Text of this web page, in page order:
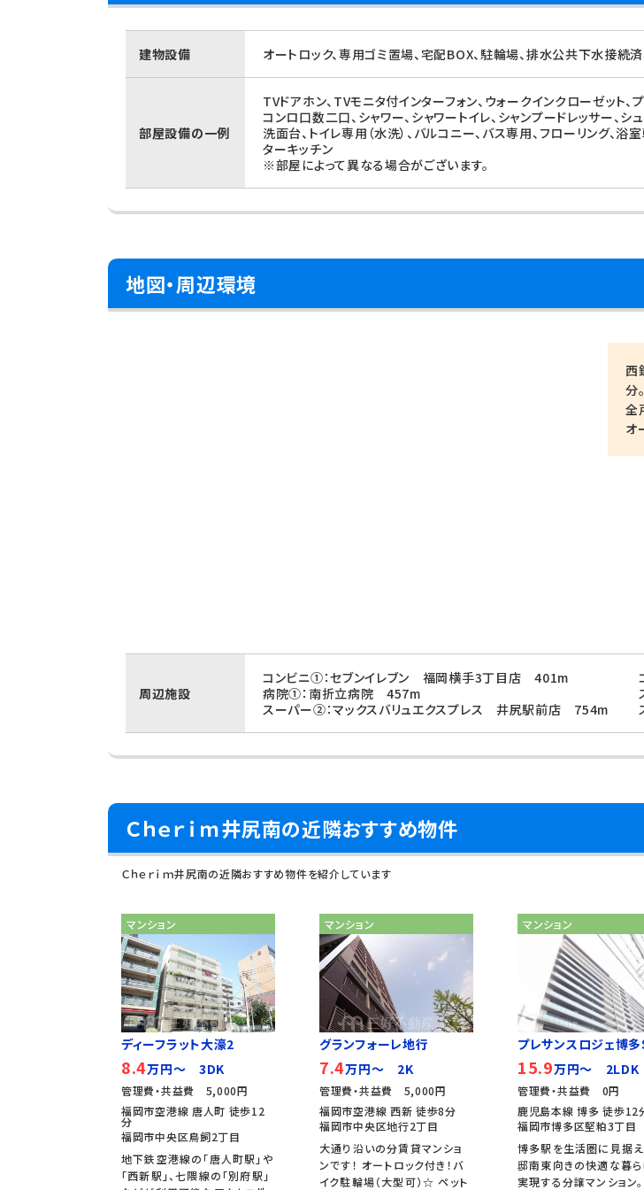
建物設備 オートロック、専用ゴミ置場、宅配BOX、駐輪場、排水公共下水接続
部屋設備の一例
TVドアホン、TVモニタ付インターフォン、ウォークインクローゼット、
コンロ口数二口、シャワー、シャワートイレ、シャンプードレッサー、
洗面台、トイレ専用（水洗）、バルコニー、バス専用、フローリング、
ターキッチン
※部屋によって異なる場合がございます。
地図・周辺環境
西
分。
全
オ
周辺施設
コンビニ①：セブンイレブン 福岡横手3丁目店 401m
病院①：南折立病院 457m
スーパー②：マックスバリュエクスプレス 井尻駅前店 754m
Ｃｈｅｒｉｍ井尻南の近隣おすすめ物件
Ｃｈｅｒｉｍ井尻南の近隣おすすめ物件を紹介しています
マンション
ディーフラット大濠2
8.4万円～ 3DK
管理費・共益費 5,000円
福岡市空港線 唐人町 徒歩12
分
福岡市中央区鳥飼2丁目
地下鉄空港線の「唐人町駅」や
「西新駅」、七隈線の「別府駅」
マンション
グランフォーレ地行
7.4万円～ 2K
管理費・共益費 5,000円
福岡市空港線 西新 徒歩8分
福岡市中央区地行2丁目
大通り沿いの分賃貸マンショ
ンです！ オートロック付き！バ
イク駐輪場（大型可）☆ ペット
マンション
プレサンスロジェ博多
15.9万円～ 2LDK
管理費・共益費 0円
鹿児島本線 博多 徒歩12
福岡市博多区堅粕3丁目
博多駅を生活圏に見据え
邸南東向きの快適な暮ら
実現する分譲マンション